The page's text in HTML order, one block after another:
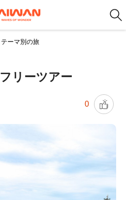
テーマ別の旅
リーツアー
0